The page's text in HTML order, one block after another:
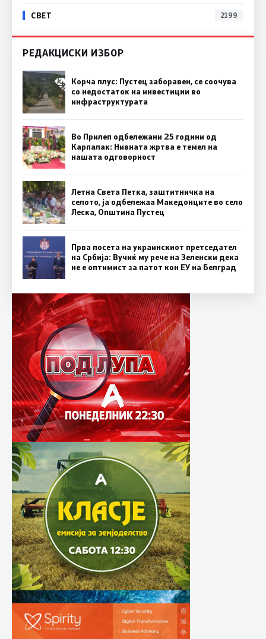
СВЕТ 2199
РЕДАКЦИСКИ ИЗБОР
Корча плус: Пустец заборавен, се соочува
со недостаток на инвестиции во
инфраструктурата
Во Прилеп одбележани 25 години од
Карпалак: Нивната жртва е темел на
нашата одговорност
Летна Света Петка, заштитничка на
селото, ја одбележаа Македонците во село
Леска, Општина Пустец
Прва посета на украинскиот претседател
на Србија: Вучиќ му рече на Зеленски дека
не е оптимист за патот кон ЕУ на Белград